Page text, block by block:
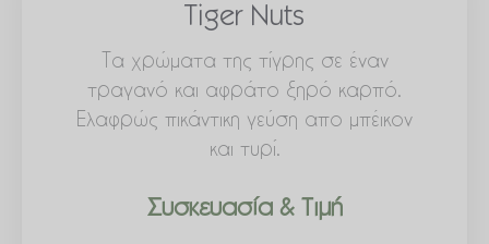
Tiger Nuts
Τα χρώματα της τίγρης σε έναν
τραγανό και αφράτο ξηρό καρπό.
Ελαφρώς πικάντικη γεύση απο μπέικον
και τυρί.
Συσκευασία & Τιμή